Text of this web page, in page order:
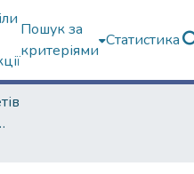
Пошук за
критеріями
Статистика
видань)